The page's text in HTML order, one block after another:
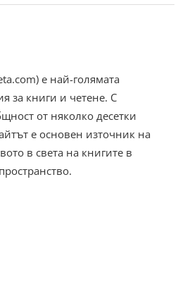
е най-голямата
за книги и четене. С
от няколко десетки
е основен източник на
в света на книгите в